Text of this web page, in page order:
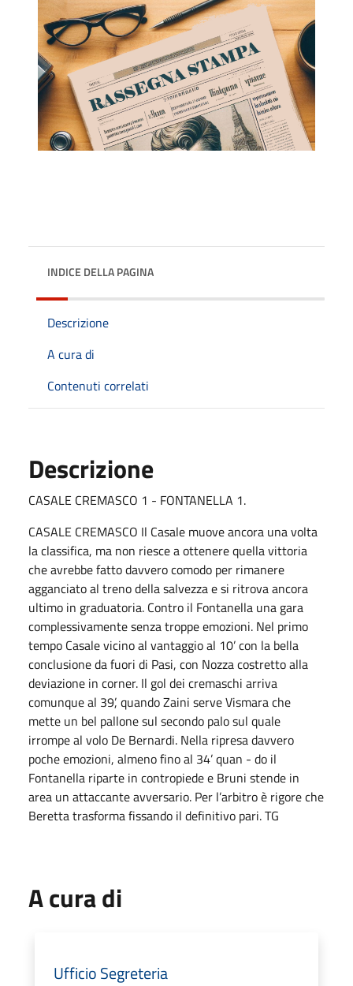
INDICE DELLA PAGINA
Descrizione
A cura di
Contenuti correlati
Descrizione
CASALE CREMASCO 1 - FONTANELLA 1.
CASALE CREMASCO Il Casale muove ancora una volta
la classifica, ma non riesce a ottenere quella vittoria
che avrebbe fatto davvero comodo per rimanere
agganciato al treno della salvezza e si ritrova ancora
ultimo in graduatoria. Contro il Fontanella una gara
complessivamente senza troppe emozioni. Nel primo
tempo Casale vicino al vantaggio al 10’ con la bella
conclusione da fuori di Pasi, con Nozza costretto alla
deviazione in corner. Il gol dei cremaschi arriva
comunque al 39’, quando Zaini serve Vismara che
mette un bel pallone sul secondo palo sul quale
irrompe al volo De Bernardi. Nella ripresa davvero
poche emozioni, almeno fino al 34’ quan - do il
Fontanella riparte in contropiede e Bruni stende in
area un attaccante avversario. Per l’arbitro è rigore che
Beretta trasforma fissando il definitivo pari. TG
A cura di
Ufficio Segreteria